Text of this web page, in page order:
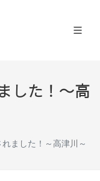
した！～高
ました！～高津川～